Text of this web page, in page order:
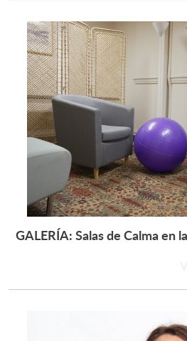
GALERÍA: Salas de Calma en